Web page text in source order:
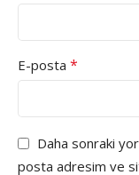
E-posta *
Daha sonraki
posta adresim ve